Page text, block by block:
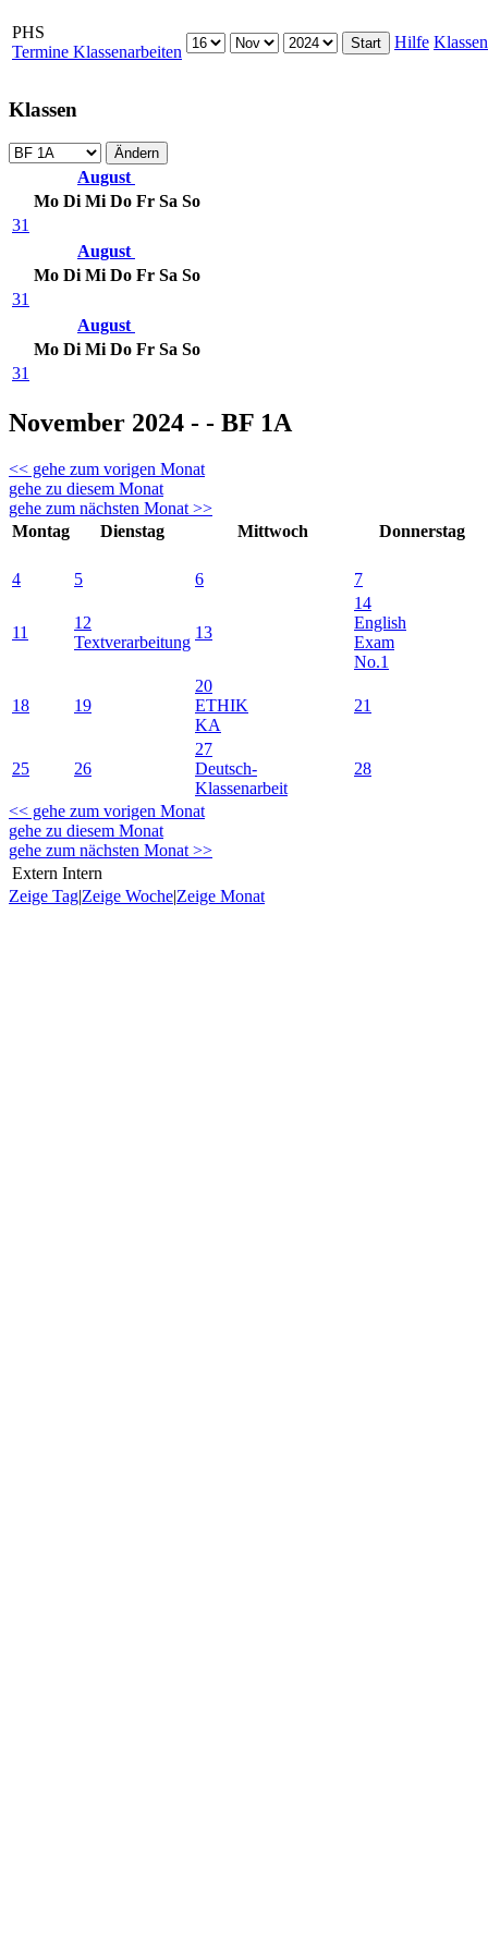
PHS
Termine Klassenarbeiten
Hilfe Klassen
Klassen
August
Mo Di Mi Do Fr Sa So
31
August
Mo Di Mi Do Fr Sa So
31
August
Mo Di Mi Do Fr Sa So
31
November 2024 - - BF 1A
<< gehe zum vorigen Monat
gehe zu diesem Monat
gehe zum nächsten Monat >>
Montag
Dienstag Mittwoch Donnerstag
4 5 6 7
11
12
Textverarbeitung
13
14
English
Exam
No.1
18 19
20
ETHIK
KA
21
25 26
27
Deutsch-
Klassenarbeit
28
<< gehe zum vorigen Monat
gehe zu diesem Monat
gehe zum nächsten Monat >>
Extern Intern
Zeige Tag|Zeige Woche|Zeige Monat